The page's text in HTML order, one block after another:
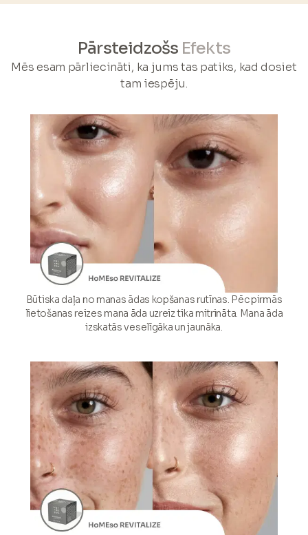
Pārsteidzošs Efekts
Mēs esam pārliecināti, ka jums tas patiks, kad dosiet
tam iespēju.
Būtiska daļa no manas ādas kopšanas rutīnas. Pēc pirmās
lietošanas reizes mana āda uzreiz tika mitrināta. Mana āda
izskatās veselīgāka un jaunāka.